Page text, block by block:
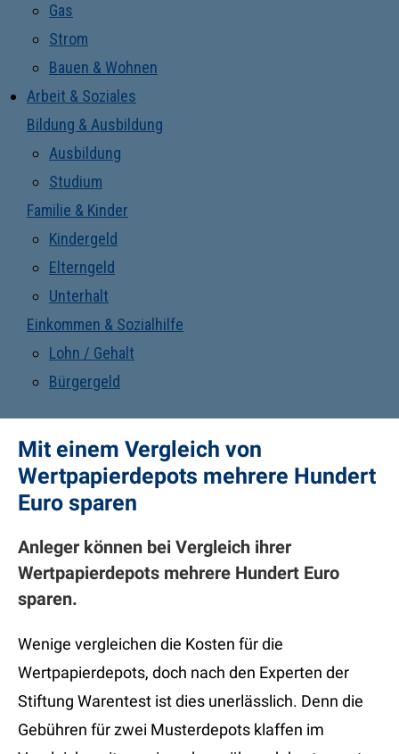
Gas
Strom
Bauen & Wohnen
Arbeit & Soziales
Bildung & Ausbildung
Ausbildung
Studium
Familie & Kinder
Kindergeld
Elterngeld
Unterhalt
Einkommen & Sozialhilfe
Lohn / Gehalt
Bürgergeld
Mit einem Vergleich von
Wertpapierdepots mehrere Hundert
Euro sparen
Anleger können bei Vergleich ihrer
Wertpapierdepots mehrere Hundert Euro
sparen.
Wenige vergleichen die Kosten für die
Wertpapierdepots, doch nach den Experten der
Stiftung Warentest ist dies unerlässlich. Denn die
Gebühren für zwei Musterdepots klaffen im